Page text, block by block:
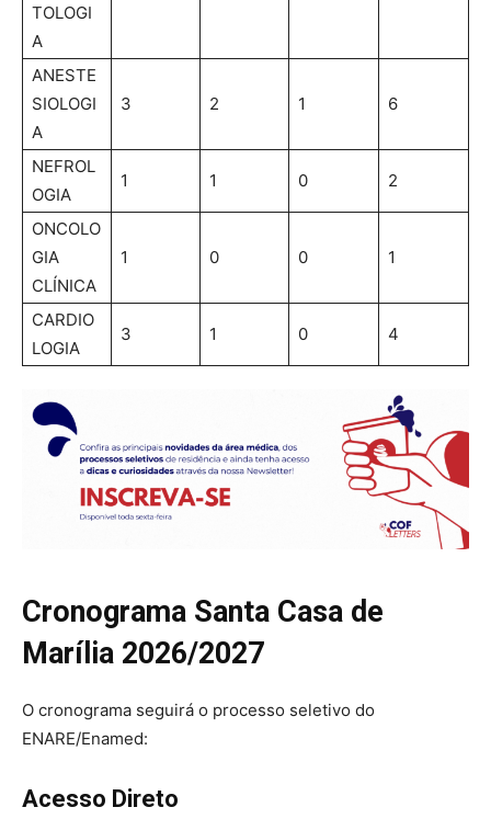
TOLOGI
A
ANESTE
SIOLOGI
A
3 2 1 6
NEFROL
OGIA
1 1 0 2
ONCOLO
GIA
CLÍNICA
1 0 0 1
CARDIO
LOGIA
3 1 0 4
Cronograma Santa Casa de
Marília 2026/2027
O cronograma seguirá o processo seletivo do
ENARE/Enamed:
Acesso Direto